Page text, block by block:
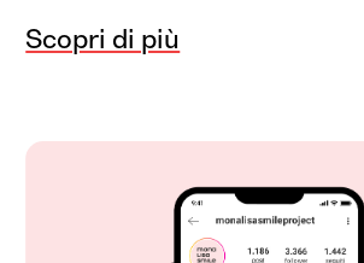
Scopri di più